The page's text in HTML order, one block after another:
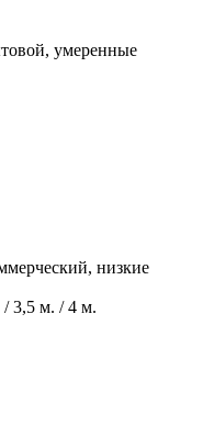
умеренные
низкие
3,5 м. / 4 м.